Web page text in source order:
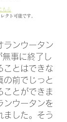
ちら
クト可能です。
ランウータン
事に終了し
ことはできな
の前でじっと
ことができま
ンウータンを
ました。そう